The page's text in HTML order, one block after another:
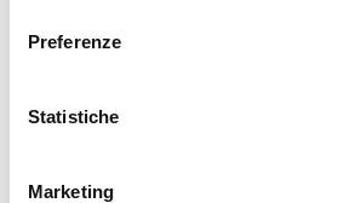
Preferenze
Statistiche
Marketing
Fondo Europeo per i Rimpatri,